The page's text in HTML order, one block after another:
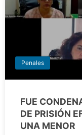
Penales
FUE
DE PRISIÓN
UNA MENOR